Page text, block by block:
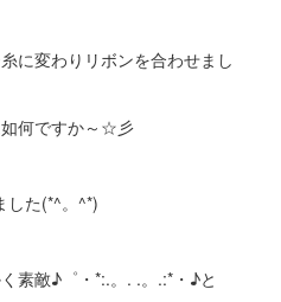
に変わりリボンを合わせまし
何ですか～☆彡
した(*^。^*)
素敵♪゜・*:.。. .。.:*・♪と